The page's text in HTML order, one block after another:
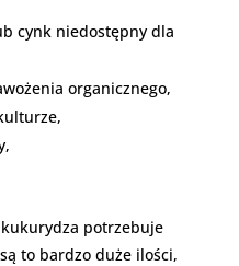
cynk niedostępny dla
organicznego,
potrzebuje
to bardzo duże ilości,